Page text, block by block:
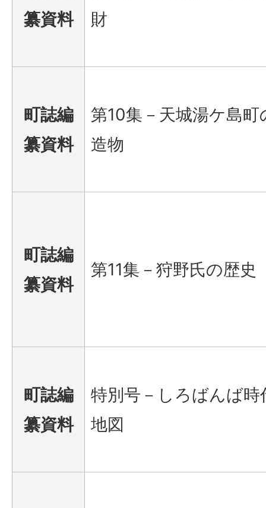
纂資料
財
町誌編
纂資料
第10集－天城湯ケ島町
造物
町誌編
纂資料
第11集－狩野氏の歴史
町誌編
纂資料
特別号－しろばんば時
地図